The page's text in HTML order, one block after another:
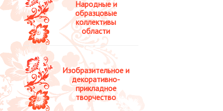
Народные и
образцовые
коллективы
области
Изобразительное и
декоративно-
прикладное
творчество